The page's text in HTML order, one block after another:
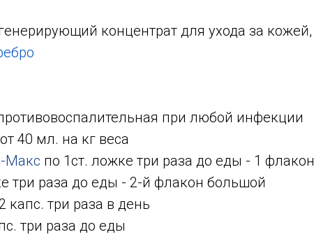
концентрат для ухода за кожей,
при любой инфекции
40 мл. на кг веса
Макс по 1ст. ложке три раза до еды - 1 флакон
три раза до еды - 2-й флакон большой
капс. три раза в день
три раза до еды